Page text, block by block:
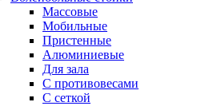
Массовые
Мобильные
Пристенные
Алюминиевые
Для зала
С противовесами
С сеткой